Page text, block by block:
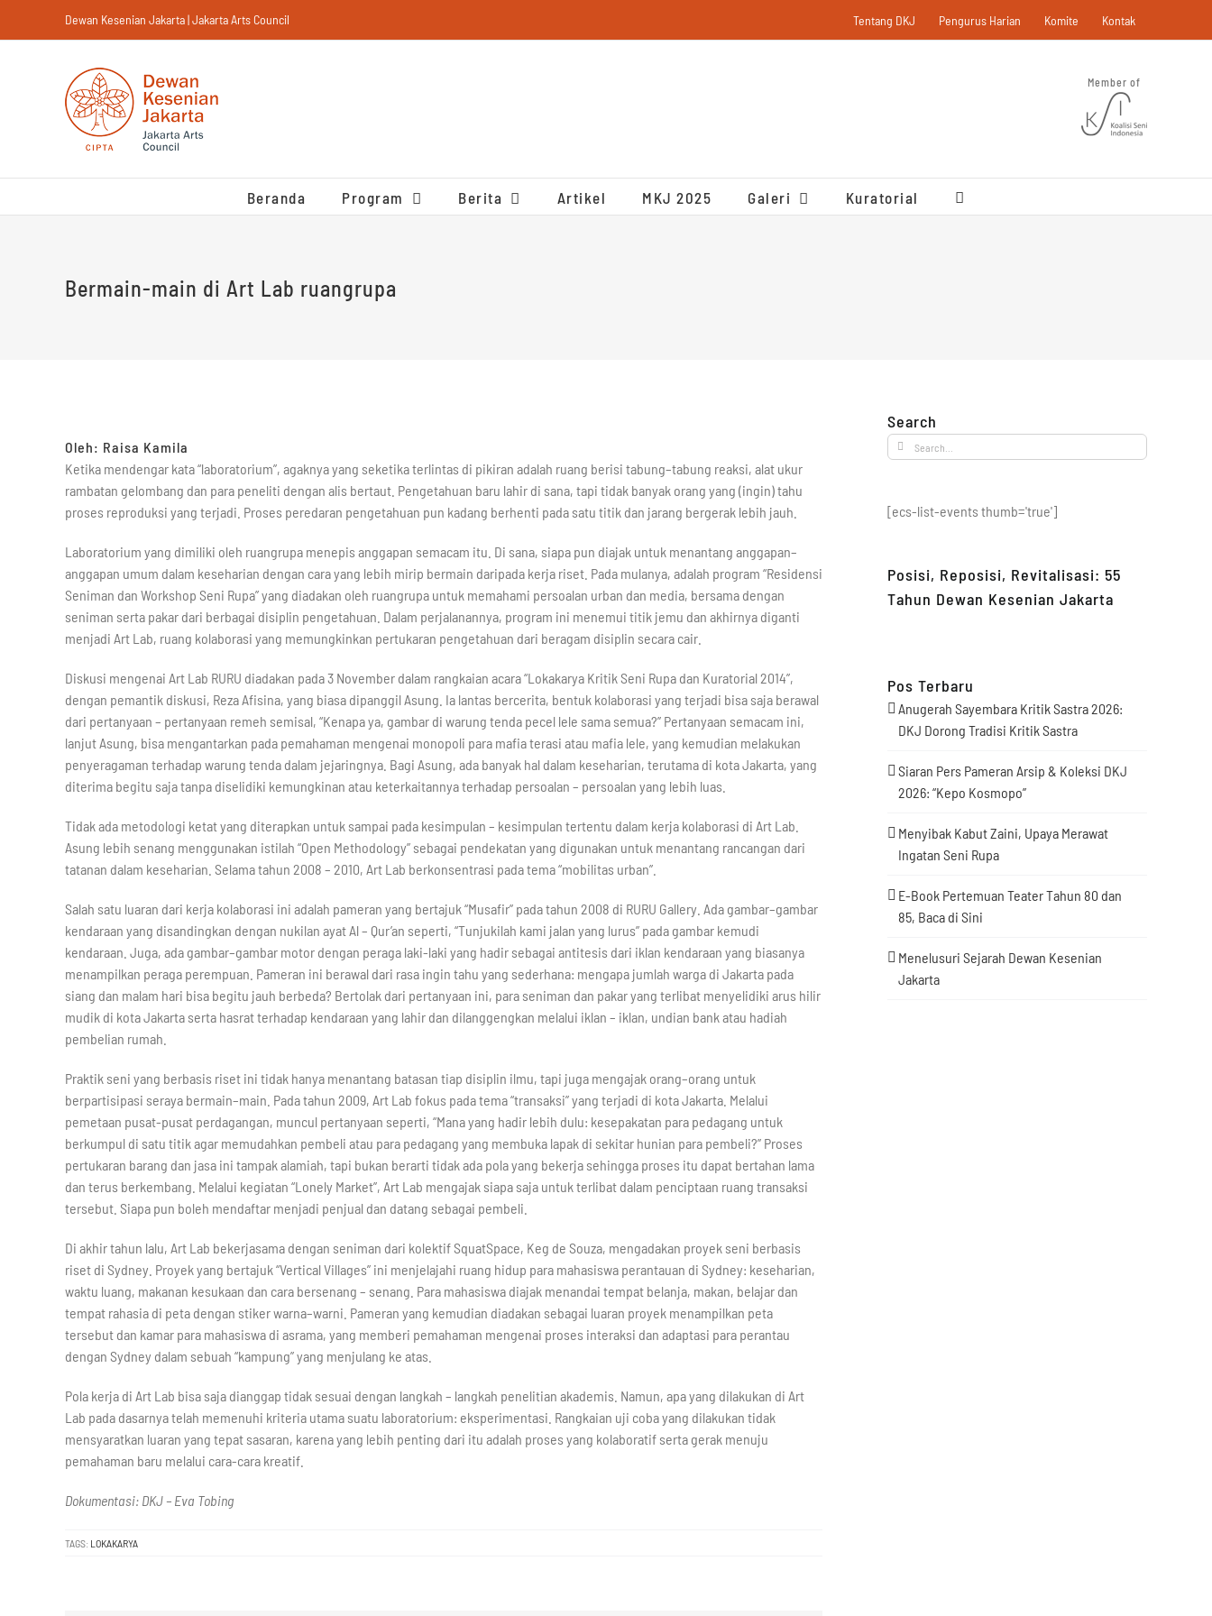
Dewan Kesenian Jakarta | Jakarta Arts Council Tentang DKJ Pengurus Harian Komite Kontak
Member of
Beranda Program Berita Artikel MKJ 2025 Galeri Kuratorial
Bermain-main di Art Lab ruangrupa
Oleh: Raisa Kamila
Ketika mendengar kata “laboratorium”, agaknya yang seketika terlintas di pikiran adalah ruang berisi tabung–tabung reaksi, alat ukur
rambatan gelombang dan para peneliti dengan alis bertaut. Pengetahuan baru lahir di sana, tapi tidak banyak orang yang (ingin) tahu
proses reproduksi yang terjadi. Proses peredaran pengetahuan pun kadang berhenti pada satu titik dan jarang bergerak lebih jauh.
Laboratorium yang dimiliki oleh ruangrupa menepis anggapan semacam itu. Di sana, siapa pun diajak untuk menantang anggapan–
anggapan umum dalam keseharian dengan cara yang lebih mirip bermain daripada kerja riset. Pada mulanya, adalah program “Residensi
Seniman dan Workshop Seni Rupa” yang diadakan oleh ruangrupa untuk memahami persoalan urban dan media, bersama dengan
seniman serta pakar dari berbagai disiplin pengetahuan. Dalam perjalanannya, program ini menemui titik jemu dan akhirnya diganti
menjadi Art Lab, ruang kolaborasi yang memungkinkan pertukaran pengetahuan dari beragam disiplin secara cair.
Diskusi mengenai Art Lab RURU diadakan pada 3 November dalam rangkaian acara “Lokakarya Kritik Seni Rupa dan Kuratorial 2014”,
dengan pemantik diskusi, Reza Afisina, yang biasa dipanggil Asung. Ia lantas bercerita, bentuk kolaborasi yang terjadi bisa saja berawal
dari pertanyaan – pertanyaan remeh semisal, “Kenapa ya, gambar di warung tenda pecel lele sama semua?” Pertanyaan semacam ini,
lanjut Asung, bisa mengantarkan pada pemahaman mengenai monopoli para mafia terasi atau mafia lele, yang kemudian melakukan
penyeragaman terhadap warung tenda dalam jejaringnya. Bagi Asung, ada banyak hal dalam keseharian, terutama di kota Jakarta, yang
diterima begitu saja tanpa diselidiki kemungkinan atau keterkaitannya terhadap persoalan – persoalan yang lebih luas.
Tidak ada metodologi ketat yang diterapkan untuk sampai pada kesimpulan – kesimpulan tertentu dalam kerja kolaborasi di Art Lab.
Asung lebih senang menggunakan istilah “Open Methodology” sebagai pendekatan yang digunakan untuk menantang rancangan dari
tatanan dalam keseharian. Selama tahun 2008 – 2010, Art Lab berkonsentrasi pada tema “mobilitas urban”.
Salah satu luaran dari kerja kolaborasi ini adalah pameran yang bertajuk “Musafir” pada tahun 2008 di RURU Gallery. Ada gambar–gambar
kendaraan yang disandingkan dengan nukilan ayat Al – Qur’an seperti, “Tunjukilah kami jalan yang lurus” pada gambar kemudi
kendaraan. Juga, ada gambar–gambar motor dengan peraga laki-laki yang hadir sebagai antitesis dari iklan kendaraan yang biasanya
menampilkan peraga perempuan. Pameran ini berawal dari rasa ingin tahu yang sederhana: mengapa jumlah warga di Jakarta pada
siang dan malam hari bisa begitu jauh berbeda? Bertolak dari pertanyaan ini, para seniman dan pakar yang terlibat menyelidiki arus hilir
mudik di kota Jakarta serta hasrat terhadap kendaraan yang lahir dan dilanggengkan melalui iklan – iklan, undian bank atau hadiah
pembelian rumah.
Praktik seni yang berbasis riset ini tidak hanya menantang batasan tiap disiplin ilmu, tapi juga mengajak orang–orang untuk
berpartisipasi seraya bermain–main. Pada tahun 2009, Art Lab fokus pada tema “transaksi” yang terjadi di kota Jakarta. Melalui
pemetaan pusat-pusat perdagangan, muncul pertanyaan seperti, “Mana yang hadir lebih dulu: kesepakatan para pedagang untuk
berkumpul di satu titik agar memudahkan pembeli atau para pedagang yang membuka lapak di sekitar hunian para pembeli?” Proses
pertukaran barang dan jasa ini tampak alamiah, tapi bukan berarti tidak ada pola yang bekerja sehingga proses itu dapat bertahan lama
dan terus berkembang. Melalui kegiatan “Lonely Market”, Art Lab mengajak siapa saja untuk terlibat dalam penciptaan ruang transaksi
tersebut. Siapa pun boleh mendaftar menjadi penjual dan datang sebagai pembeli.
Di akhir tahun lalu, Art Lab bekerjasama dengan seniman dari kolektif SquatSpace, Keg de Souza, mengadakan proyek seni berbasis
riset di Sydney. Proyek yang bertajuk “Vertical Villages” ini menjelajahi ruang hidup para mahasiswa perantauan di Sydney: keseharian,
waktu luang, makanan kesukaan dan cara bersenang – senang. Para mahasiswa diajak menandai tempat belanja, makan, belajar dan
tempat rahasia di peta dengan stiker warna–warni. Pameran yang kemudian diadakan sebagai luaran proyek menampilkan peta
tersebut dan kamar para mahasiswa di asrama, yang memberi pemahaman mengenai proses interaksi dan adaptasi para perantau
dengan Sydney dalam sebuah “kampung” yang menjulang ke atas.
Pola kerja di Art Lab bisa saja dianggap tidak sesuai dengan langkah – langkah penelitian akademis. Namun, apa yang dilakukan di Art
Lab pada dasarnya telah memenuhi kriteria utama suatu laboratorium: eksperimentasi. Rangkaian uji coba yang dilakukan tidak
mensyaratkan luaran yang tepat sasaran, karena yang lebih penting dari itu adalah proses yang kolaboratif serta gerak menuju
pemahaman baru melalui cara-cara kreatif.
Dokumentasi: DKJ – Eva Tobing
TAGS: LOKAKARYA
Search
Search
for:
[ecs-list-events thumb='true']
Posisi, Reposisi, Revitalisasi: 55
Tahun Dewan Kesenian Jakarta
Pos Terbaru
Anugerah Sayembara Kritik Sastra 2026:
DKJ Dorong Tradisi Kritik Sastra
Siaran Pers Pameran Arsip & Koleksi DKJ
2026: “Kepo Kosmopo”
Menyibak Kabut Zaini, Upaya Merawat
Ingatan Seni Rupa
E-Book Pertemuan Teater Tahun 80 dan
85, Baca di Sini
Menelusuri Sejarah Dewan Kesenian
Jakarta